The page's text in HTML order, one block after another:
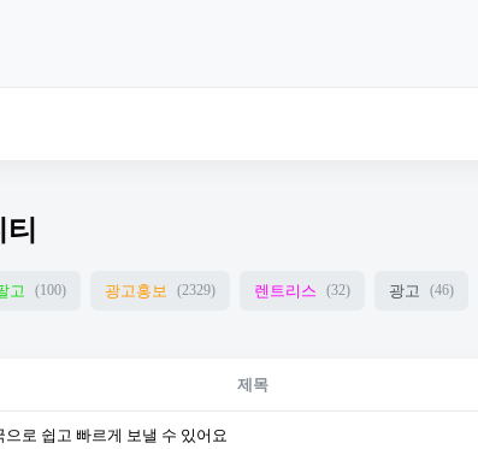
고 (100) 광고홍보 (2329) 렌트리스 (32) 광고 (46)
제목
으로 쉽고 빠르게 보낼 수 있어요